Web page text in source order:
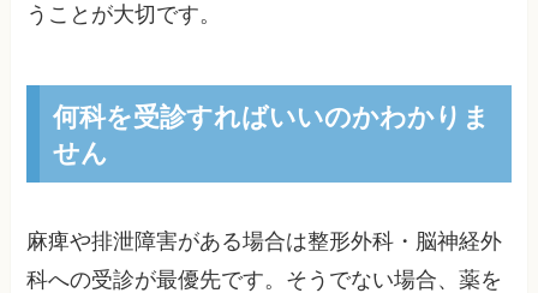
うことが大切です。
何科を受診すればいいのかわかりま
せん
麻痺や排泄障害がある場合は整形外科・脳神経外
科への受診が最優先です。そうでない場合、薬を